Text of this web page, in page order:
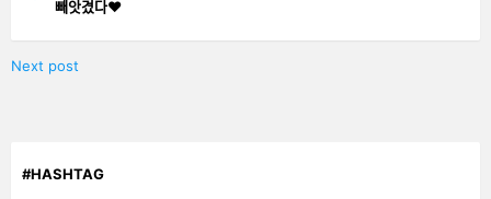
빼앗겼다♥
Next post
#HASHTAG